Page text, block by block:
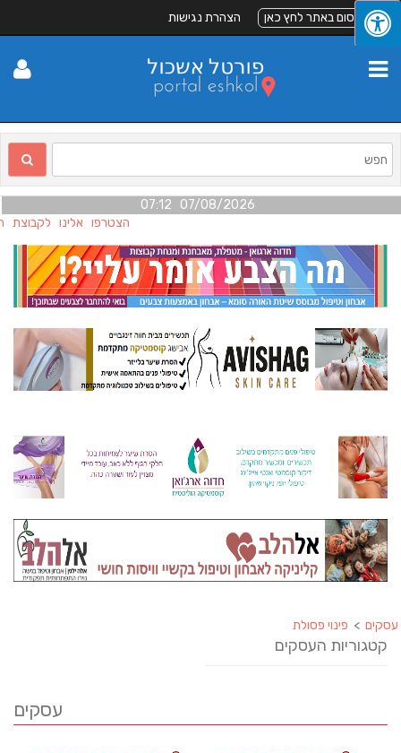
לפרסום באתר לחץ כאן הצהרת נגישות
07/08/2026 07:12
הצטרפו אלינו לקבוצת
עסקים > פינוי פסולת
קטגוריות העסקים
עסקים